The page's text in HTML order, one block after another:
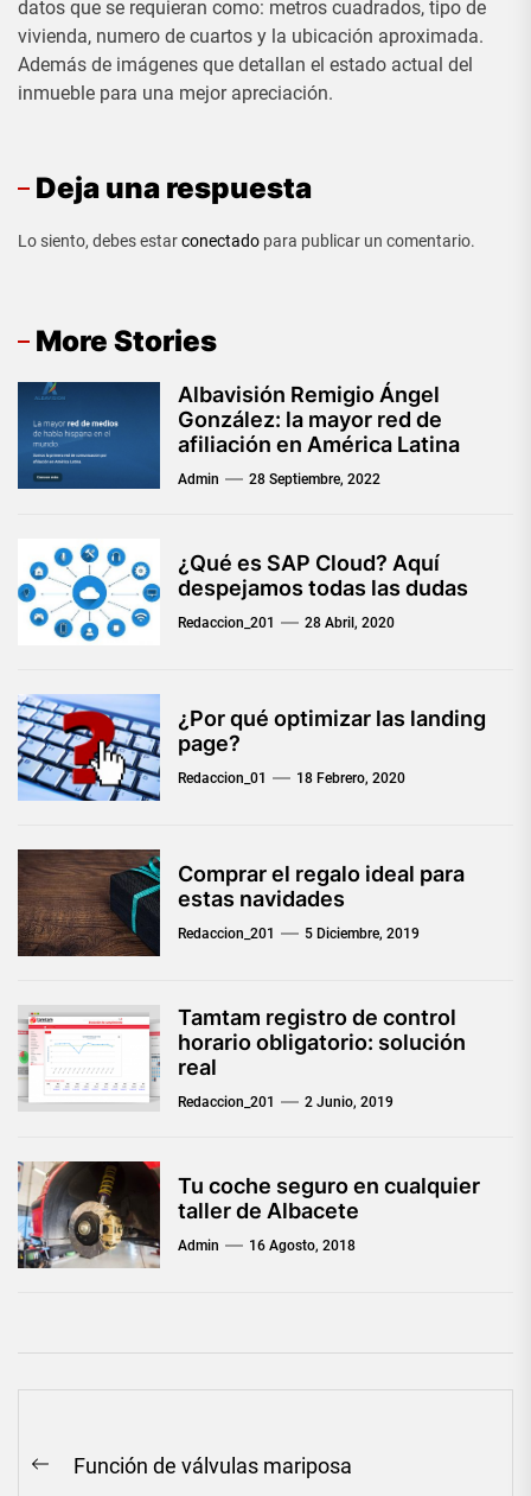
datos que se requieran como: metros cuadrados, tipo de
vivienda, numero de cuartos y la ubicación aproximada.
Además de imágenes que detallan el estado actual del
inmueble para una mejor apreciación.
Deja una respuesta
Lo siento, debes estarconectado para publicar un comentario.
More Stories
Albavisión Remigio Ángel
González: la mayor red de
afiliación en América Latina
Admin 28 Septiembre, 2022
¿Qué es SAP Cloud? Aquí
despejamos todas las dudas
Redaccion_201 28 Abril, 2020
¿Por qué optimizar las landing
page?
Redaccion_01 18 Febrero, 2020
Comprar el regalo ideal para
estas navidades
Redaccion_201 5 Diciembre, 2019
Tamtam registro de control
horario obligatorio: solución
real
Redaccion_201 2 Junio, 2019
Tu coche seguro en cualquier
taller de Albacete
Admin 16 Agosto, 2018
dePrevious
Función de válvulas mariposa